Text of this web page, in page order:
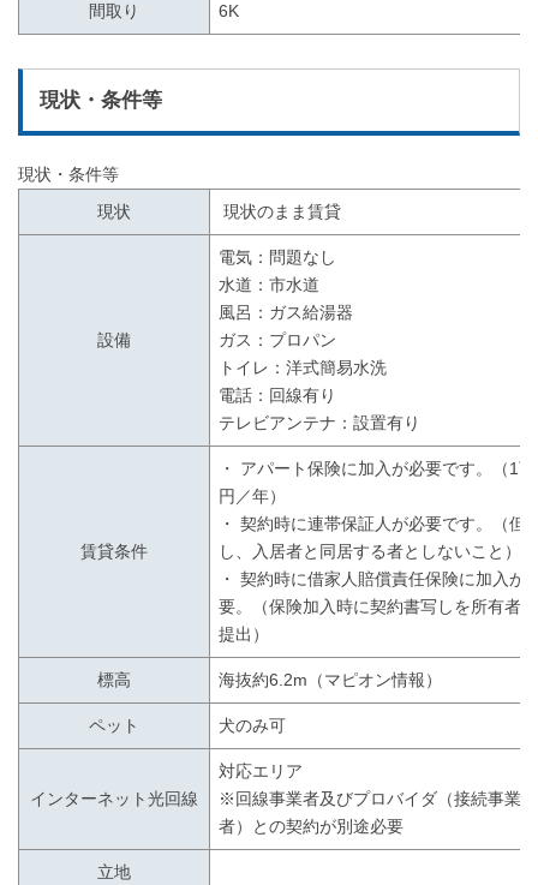
間取り 6K
現状・条件等
現状・条件等
現状
現状のまま賃貸
設備
電気：問題なし
水道：市水道
風呂：ガス給湯器
ガス：プロパン
トイレ：洋式簡易水洗
電話：回線有り
テレビアンテナ：設置有り
賃貸条件
・ アパート保険に加入が必要です。（1万
円／年）
・ 契約時に連帯保証人が必要です。（但
し、入居者と同居する者としないこと）
・ 契約時に借家人賠償責任保険に加入が
要。（保険加入時に契約書写しを所有者へ
提出）
標高 海抜約6.2m（マピオン情報）
ペット 犬のみ可
インターネット光回線
対応エリア
※回線事業者及びプロバイダ（接続事業
者）との契約が別途必要
立地